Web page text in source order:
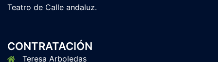
Teatro de Calle andaluz.
CONTRATACIÓN
Teresa Arboledas